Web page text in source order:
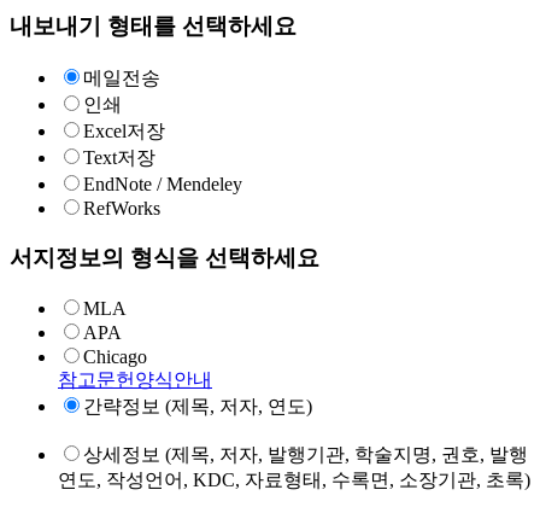
내보내기 형태를 선택하세요
메일전송
인쇄
Excel저장
Text저장
EndNote / Mendeley
RefWorks
서지정보의 형식을 선택하세요
MLA
APA
Chicago
참고문헌양식안내
간략정보 (제목, 저자, 연도)
상세정보 (제목, 저자, 발행기관, 학술지명, 권호, 발행
연도, 작성언어, KDC, 자료형태, 수록면, 소장기관, 초록)